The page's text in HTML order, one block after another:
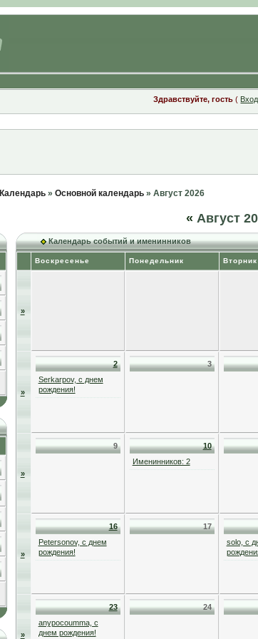
Здравствуйте, гость ( Вход
Календарь» Основной календарь» Август 2026
« Август
Календарь событий и именинников
Воскресенье Понедельник Вторник
»
»
2
Serkarpov, с днем
рождения!
3
»
9
10
Именинников: 2
»
16
Petersonov, с днем
рождения!
17
solo, с
»
23
anypocoumma, с
днем рождения!
24